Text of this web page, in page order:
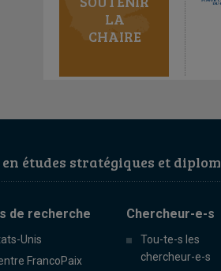
LA
CHAIRE
études stratégiques et
de recherche
Unis
FrancoPaix
Chercheur-e-s
Tou-te-s les
chercheur-e-s